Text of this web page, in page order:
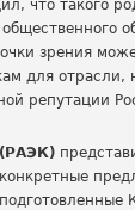
что такого
зрения
для отрасли,
репутации